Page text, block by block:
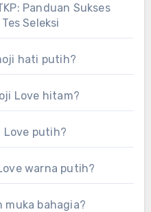
Panduan Sukses
Seleksi
hati putih?
Love hitam?
Love putih?
warna putih?
muka bahagia?